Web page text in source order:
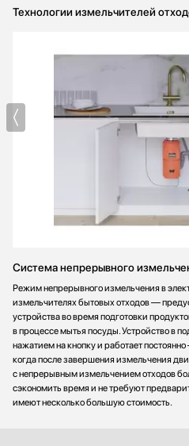
Технологии измельчителей
Система непрерывного
Режим непрерывного измельчения в
измельчителях бытовых отходов —
устройства во время подготовки
в процессе мытья посуды. Устройство в
нажатием на кнопку и работает
когда после завершения измельчения
с непрерывным измельчением отходов
сэкономить время и не требуют
имеют несколько большую стоимость.